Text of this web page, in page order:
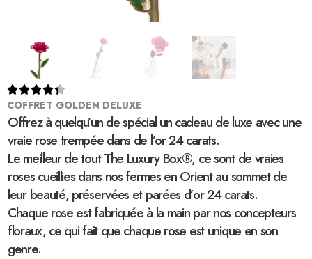

COFFRET GOLDEN DELUXE
Offrez à quelqu’un de spécial un cadeau de luxe avec une
vraie rose trempée dans de l’or 24 carats.
Le meilleur de tout The Luxury Box®, ce sont de vraies
roses cueillies dans nos fermes en Orient au sommet de
leur beauté, préservées et parées d’or 24 carats.
Chaque rose est fabriquée à la main par nos concepteurs
floraux, ce qui fait que chaque rose est unique en son
genre.